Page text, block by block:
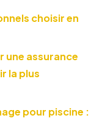
choisir en
une assurance
la plus
pour piscine :